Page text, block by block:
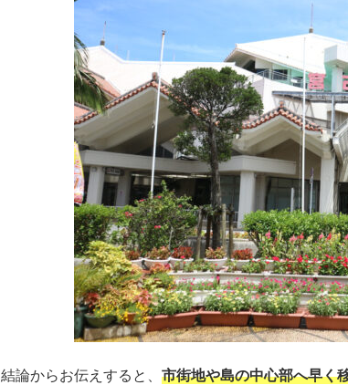
結論からお伝えすると、 市街地や島の中心部へ早く